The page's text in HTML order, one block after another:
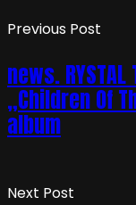
Previous Post
news.
„Children Of
album
Next Post